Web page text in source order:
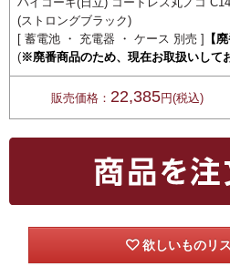
(ストロングブラック)
[ 蓄電池 ・ 充電器 ・ ケース 別売 ]
【
(※廃番商品のため、現在お取扱いして
販売価格： 22,385円(税込)